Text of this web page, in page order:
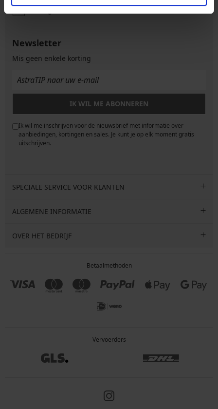
Newsletter
Mis geen enkele korting
IK WIL ME ABONNEREN
Ik wil me inschrijven voor de nieuwsbrief met informatie over
aanbiedingen, kortingen en sales. Je kunt je op elk moment gratis
uitschrijven.
SPECIALE SERVICE VOOR KLANTEN
ALGEMENE INFORMATIE
OVER HET BEDRIJF
Betaalmethoden
Vervoerders